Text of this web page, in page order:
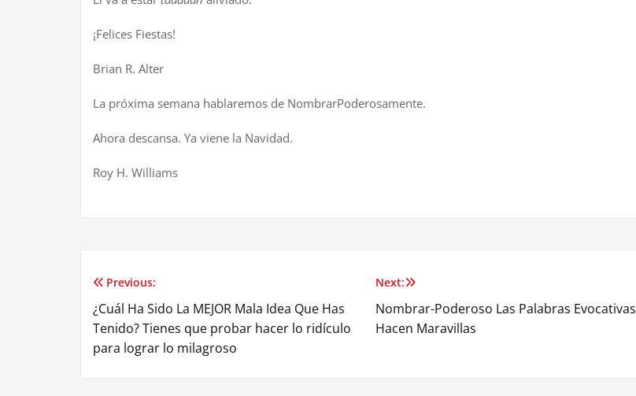
¡Felices Fiestas!
Brian R. Alter
La próxima semana hablaremos de NombrarPoderosamente.
Ahora descansa. Ya viene la Navidad.
Roy H. Williams
Post
navigation
Previous:
¿Cuál Ha Sido La MEJOR Mala Idea Que Has
Tenido? Tienes que probar hacer lo ridículo
para lograr lo milagroso
Next:
Nombrar-Poderoso Las Palabras Evocativas
Hacen Maravillas